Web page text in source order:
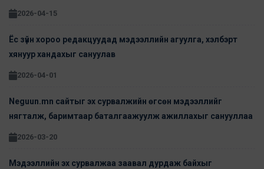
2026-04-15
Ёс зүйн хороо редакцуудад мэдээллийн агуулга, хэлбэрт
хянуур хандахыг сануулав
2026-04-01
Neguun.mn сайтыг эх сурвалжийн өгсөн мэдээллийг
нягталж, баримтаар баталгаажуулж ажиллахыг санууллаа
2026-03-20
Мэдээллийн эх сурвалжаа заавал дурдаж байхыг